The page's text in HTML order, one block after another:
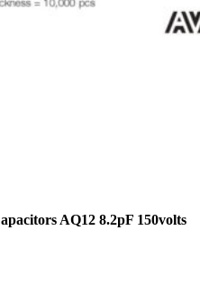
AQ12 8.2pF 150volts